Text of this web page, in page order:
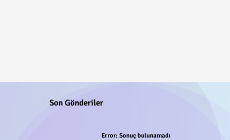
Son Gönderiler
Error: Sonuç bulunamadı